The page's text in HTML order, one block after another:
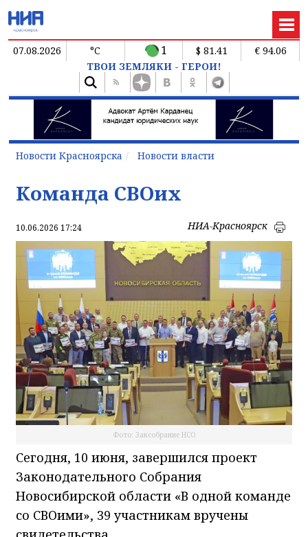
07.08.2026 °C 1 $ 81.41
€ 94.06
ТВОИ ЗЕМЛЯКИ - ГЕРОИ!
Новости Красноярска Новости власти
Команда СВОих
10.06.2026 17:24 НИА-Красноярск
Фото: Заксобрание НСО
Сегодня, 10 июня, завершился проект
Законодательного Собрания
Новосибирской области «В одной команде
со СВОими», 39 участникам вручены